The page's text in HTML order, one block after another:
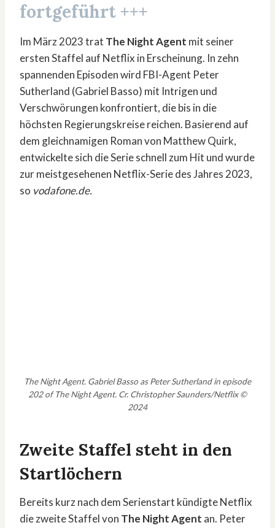
fortgeführt +++
Im März 2023 trat The Night Agent mit seiner
ersten Staffel auf Netflix in Erscheinung. In zehn
spannenden Episoden wird FBI-Agent Peter
Sutherland (Gabriel Basso) mit Intrigen und
Verschwörungen konfrontiert, die bis in die
höchsten Regierungskreise reichen. Basierend auf
dem gleichnamigen Roman von Matthew Quirk,
entwickelte sich die Serie schnell zum Hit und wurde
zur meistgesehenen Netflix-Serie des Jahres 2023,
so vodafone.de.
The Night Agent. Gabriel Basso as Peter Sutherland in episode
202 of The Night Agent. Cr. Christopher Saunders/Netflix ©
2024
Zweite Staffel steht in den
Startlöchern
Bereits kurz nach dem Serienstart kündigte Netflix
die zweite Staffel von The Night Agent an. Peter